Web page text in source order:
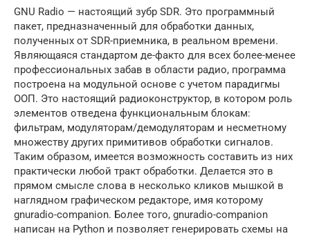
GNU Radio — настоящий зубр SDR. Это программный
пакет, предназначенный для обработки данных,
полученных от SDR-приемника, в реальном времени.
Являющаяся стандартом де-факто для всех более-менее
профессиональных забав в области радио, программа
построена на модульной основе с учетом парадигмы
ООП. Это настоящий радиоконструктор, в котором роль
элементов отведена функциональным блокам:
фильтрам, модуляторам/демодуляторам и несметному
множеству других примитивов обработки сигналов.
Таким образом, имеется возможность составить из них
практически любой тракт обработки. Делается это в
прямом смысле слова в несколько кликов мышкой в
наглядном графическом редакторе, имя которому
gnuradio-companion. Более того, gnuradio-companion
написан на Python и позволяет генерировать схемы на